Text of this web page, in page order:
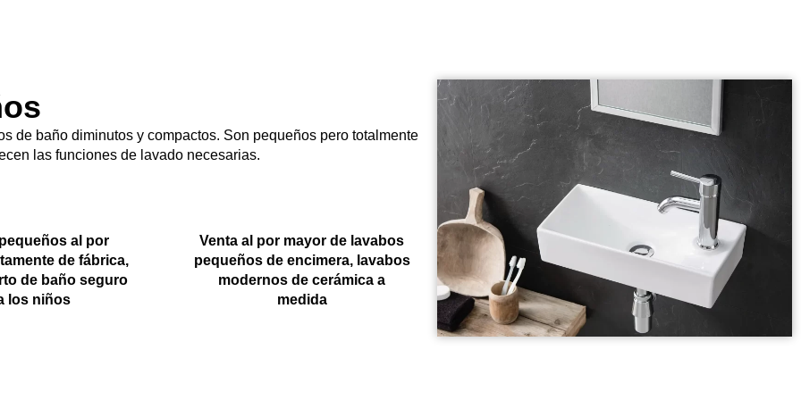
de baño diminutos y compactos. Son pequeños pero totalmente
las funciones de lavado necesarias.
al por
de fábrica,
de baño seguro
los niños
Venta al por mayor de lavabos
pequeños de encimera, lavabos
modernos de cerámica a
medida